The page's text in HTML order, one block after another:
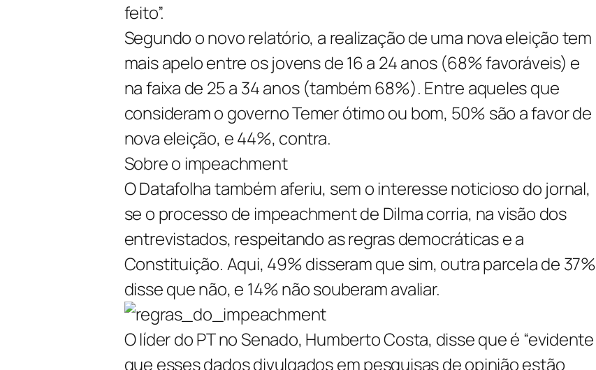
feito”.
Segundo o novo relatório, a realização de uma nova eleição tem
mais apelo entre os jovens de 16 a 24 anos (68% favoráveis) e
na faixa de 25 a 34 anos (também 68%). Entre aqueles que
consideram o governo Temer ótimo ou bom, 50% são a favor de
nova eleição, e 44%, contra.
Sobre o impeachment
O Datafolha também aferiu, sem o interesse noticioso do jornal,
se o processo de impeachment de Dilma corria, na visão dos
entrevistados, respeitando as regras democráticas e a
Constituição. Aqui, 49% disseram que sim, outra parcela de 37%
disse que não, e 14% não souberam avaliar.
O líder do PT no Senado, Humberto Costa, disse que é “evidente
que esses dados divulgados em pesquisas de opinião estão